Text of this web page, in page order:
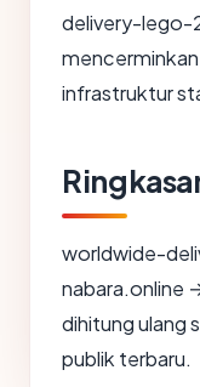
delivery-lego-
infrastruktur
worldwide-
nabara.online
dihitung ulang
publik terbaru.